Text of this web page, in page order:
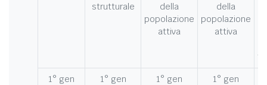
strutturale
della
popolazione
attiva
della
popolazione
attiva
1° gen 1° gen 1° gen 1° gen